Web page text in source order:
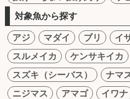
対象魚から探す
アジ マダイ ブリ イ
スルメイカ
ケンサキイカ
スズキ（シーバス）
ナマ
ニジマス
アマゴ イワナ